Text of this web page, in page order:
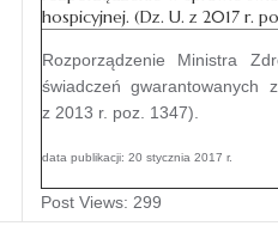
hospicyjnej. (Dz. U. z 2017 r.
Rozporządzenie Ministra
świadczeń gwarantowanych
z 2013 r. poz. 1347).
data publikacji: 20 stycznia 2017 r.
Post Views: 299